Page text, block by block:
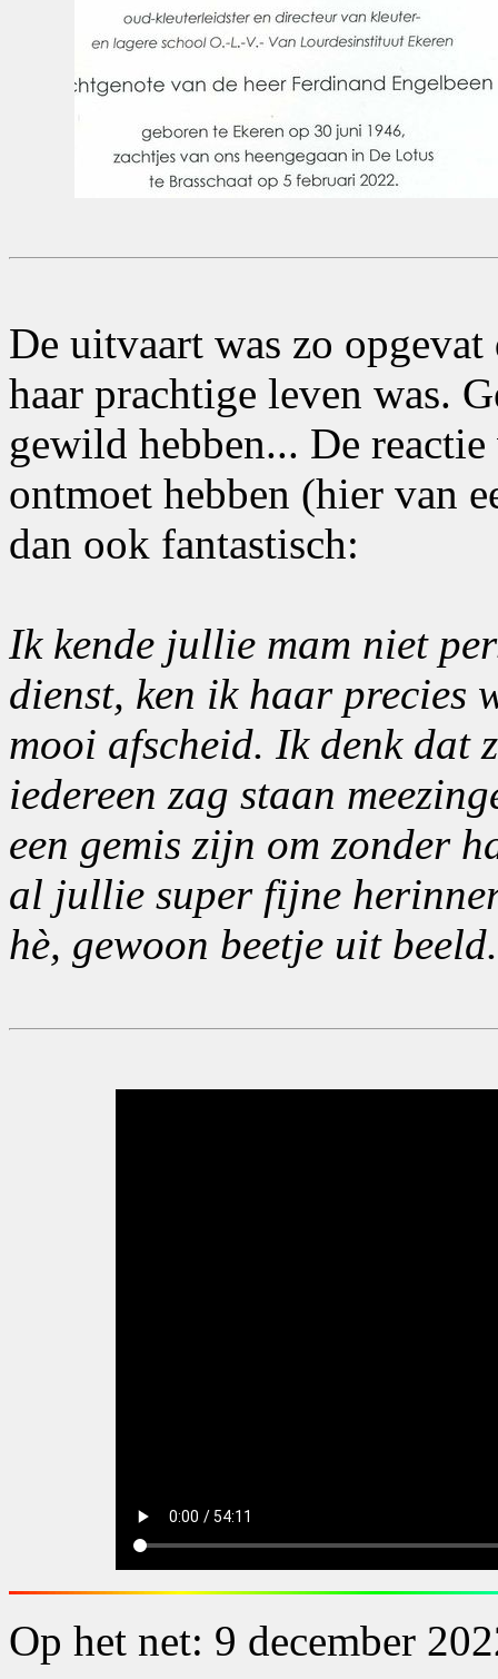
De uitvaart was zo
haar prachtige leven was.
gewild hebben... De
ontmoet hebben (hier van
dan ook fantastisch:
Ik kende jullie mam niet
dienst, ken ik haar precies
mooi afscheid. Ik denk dat
iedereen zag staan
een gemis zijn om zonder
al jullie super fijne
hè, gewoon beetje uit beeld.
Op het net: 9 december